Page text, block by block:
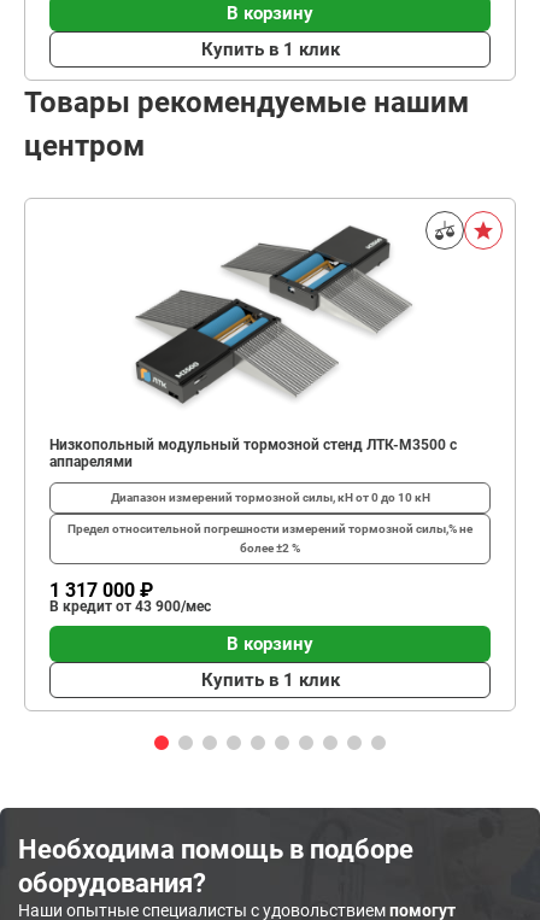
В корзину
Купить в 1 клик
Товары рекомендуемые нашим
центром
Низкопольный модульный тормозной стенд ЛТК-М3500 с
аппарелями
Диапазон измерений тормозной силы, кНот 0 до 10 кН
Предел относительной погрешности измерений тормозной силы,%не
более ±2 %
1 317 000 ₽
В кредит от 43 900/мес
В корзину
Купить в 1 клик
Необходима помощь в подборе
оборудования?
Наши опытные специалисты с удовольствиемпомогут